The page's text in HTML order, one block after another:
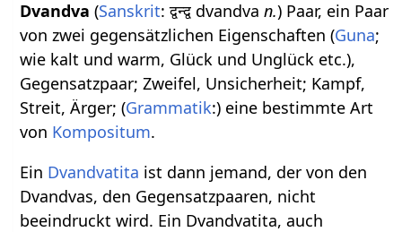
Dvandva (Sanskrit: द्वन्द्व dvandvan.) Paar, ein Paar
von zwei gegensätzlichen Eigenschaften (Guna;
wie kalt und warm, Glück und Unglück etc.),
Gegensatzpaar; Zweifel, Unsicherheit; Kampf,
Streit, Ärger; (
:) eine bestimmte Art
von Kompositum.
Ein Dvandvatita ist dann jemand, der von den
Dvandvas, den Gegensatzpaaren, nicht
beeindruckt wird. Ein Dvandvatita, auch